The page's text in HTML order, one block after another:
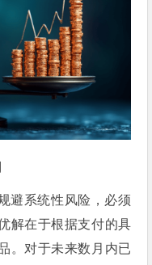
避系统性风险，必须
解在于根据支付的具
。对于未来数月内已